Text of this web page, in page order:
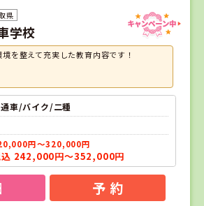
県
学校
を整えて充実した教育内容です！
車/バイク/二種
円～320,000円
込 242,000円～352,000円
予 約